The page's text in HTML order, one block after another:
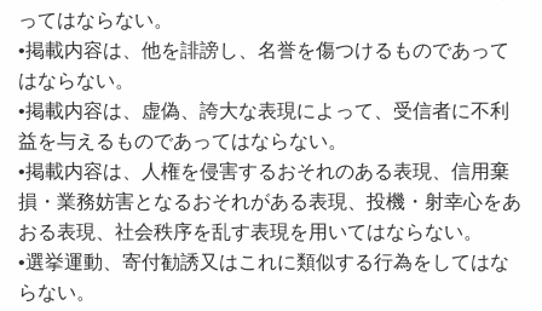
ってはならない。
•掲載内容は、他を誹謗し、名誉を傷つけるものであって
はならない。
•掲載内容は、虚偽、誇大な表現によって、受信者に不利
益を与えるものであってはならない。
•掲載内容は、人権を侵害するおそれのある表現、信用棄
損・業務妨害となるおそれがある表現、投機・射幸心をあ
おる表現、社会秩序を乱す表現を用いてはならない。
•選挙運動、寄付勧誘又はこれに類似する行為をしてはな
らない。